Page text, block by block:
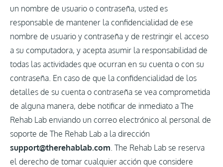
un nombre de usuario o contraseña, usted es
responsable de mantener la confidencialidad de ese
nombre de usuario y contraseña y de restringir el acceso
a su computadora, y acepta asumir la responsabilidad de
todas las actividades que ocurran en su cuenta o con su
contraseña. En caso de que la confidencialidad de los
detalles de su cuenta o contraseña se vea comprometida
de alguna manera, debe notificar de inmediato a The
Rehab Lab enviando un correo electrónico al personal de
soporte de The Rehab Lab a la dirección
support@therehablab.com. The Rehab Lab se reserva
el derecho de tomar cualquier acción que considere